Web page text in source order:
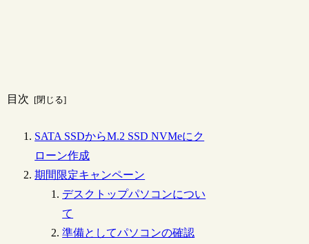
目次
SATA SSDからM.2 SSD NVMeにク
ローン作成
期間限定キャンペーン
デスクトップパソコンについ
て
準備としてパソコンの確認